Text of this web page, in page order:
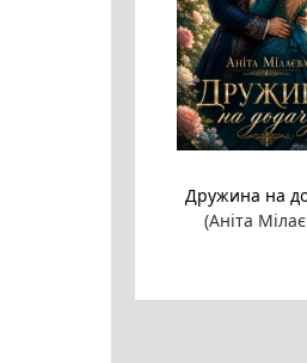
Дружина на
(Аніта